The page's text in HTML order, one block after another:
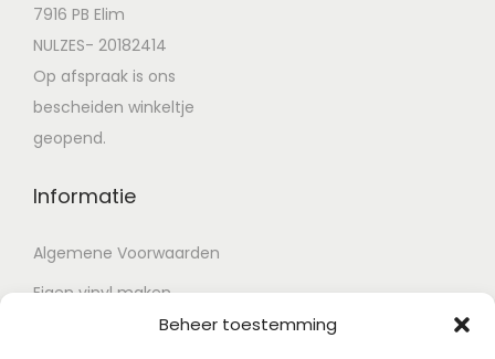
Beheer toestemming
7916 PB Elim
NULZES- 20182414
Op afspraak is ons
bescheiden winkeltje
geopend.
Informatie
Algemene Voorwaarden
Eigen vinyl maken
Retour voorwaarden